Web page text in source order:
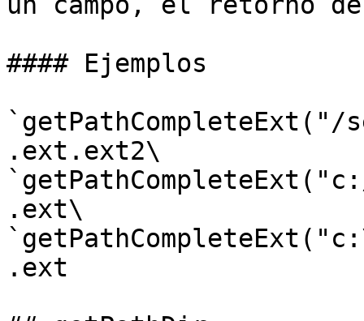
#### Ejemplos
.ext.ext2\
.ext\
.ext